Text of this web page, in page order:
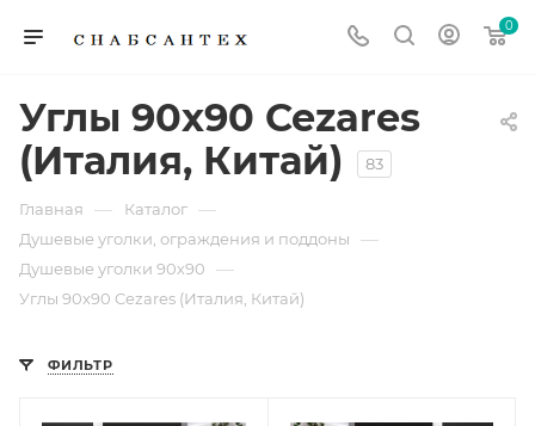
0
Углы 90х90 Cezares
(Италия, Китай)
83
Главная — Каталог —
Душевые уголки, ограждения и поддоны —
Душевые уголки 90х90 —
Углы 90х90 Cezares (Италия, Китай)
ФИЛЬТР